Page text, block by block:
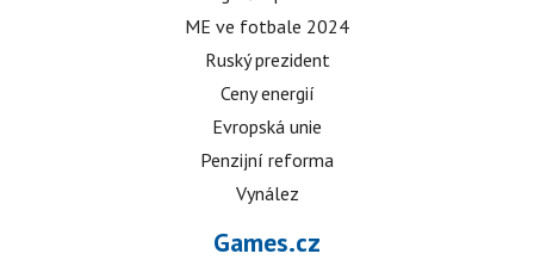
ME ve fotbale 2024
Ruský prezident
Ceny energií
Evropská unie
Penzijní reforma
Vynález
Games.cz